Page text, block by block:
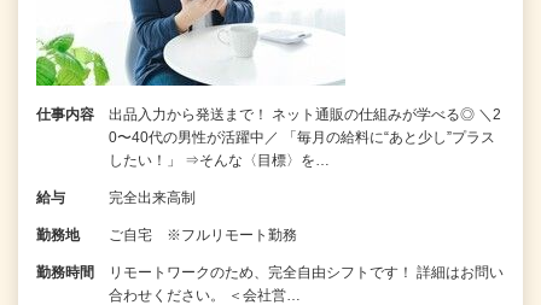
仕事内容
出品入力から発送まで！ ネット通販の仕組みが学べる◎ ＼2
0〜40代の男性が活躍中／ 「毎月の給料に“あと少し”プラス
したい！」 ⇒そんな〈目標〉を…
給与 完全出来高制
勤務地 ご自宅 ※フルリモート勤務
勤務時間
リモートワークのため、完全自由シフトです！ 詳細はお問い
合わせください。 ＜会社営…